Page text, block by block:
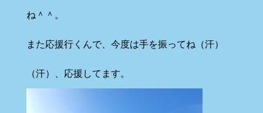
ね＾＾。
また応援行くんで、今度は手を振ってね（汗）
（汗）、応援してます。